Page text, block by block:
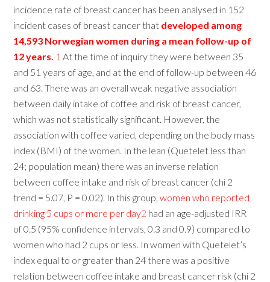
incidence rate of breast cancer has been analysed in 152
incident cases of breast cancer that developed among
14,593 Norwegian women during a mean follow-up of
12 years. 1 At the time of inquiry they were between 35
and 51 years of age, and at the end of follow-up between 46
and 63. There was an overall weak negative association
between daily intake of coffee and risk of breast cancer,
which was not statistically significant. However, the
association with coffee varied, depending on the body mass
index (BMI) of the women. In the lean (Quetelet less than
24; population mean) there was an inverse relation
between coffee intake and risk of breast cancer (chi 2
trend = 5.07, P = 0.02). In this group,women who reported
drinking 5 cups or more per day2 had an age-adjusted IRR
of 0.5 (95% confidence intervals, 0.3 and 0.9) compared to
women who had 2 cups or less. In women with Quetelet’s
index equal to or greater than 24 there was a positive
relation between coffee intake and breast cancer risk (chi 2